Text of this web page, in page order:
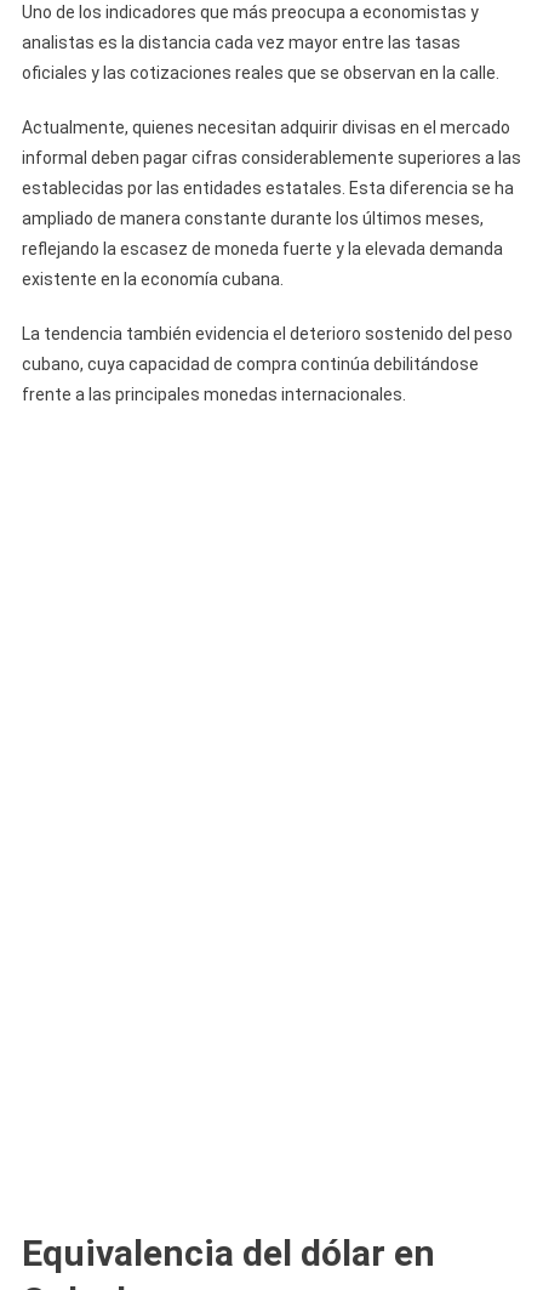
Uno de los indicadores que más preocupa a economistas y
analistas es la distancia cada vez mayor entre las tasas
oficiales y las cotizaciones reales que se observan en la calle.
Actualmente, quienes necesitan adquirir divisas en el mercado
informal deben pagar cifras considerablemente superiores a las
establecidas por las entidades estatales. Esta diferencia se ha
ampliado de manera constante durante los últimos meses,
reflejando la escasez de moneda fuerte y la elevada demanda
existente en la economía cubana.
La tendencia también evidencia el deterioro sostenido del peso
cubano, cuya capacidad de compra continúa debilitándose
frente a las principales monedas internacionales.
Equivalencia del dólar en